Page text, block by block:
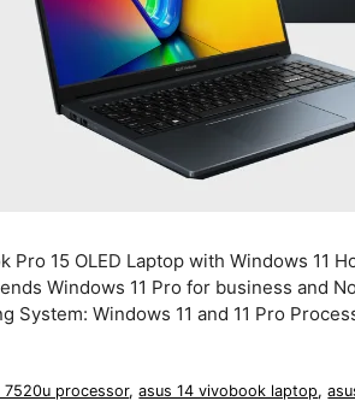
Pro 15 OLED Laptop with Windows 11
Windows 11 Pro for business and
System: Windows 11 and 11 Pro
7520u processor,asus 14 vivobook laptop,